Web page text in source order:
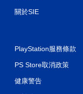
關於SIE
PlayStation服務條款
PS Store取消政策
健康警告